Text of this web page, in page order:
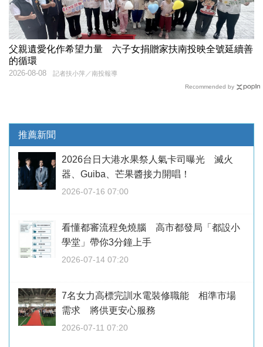
父親遺愛化作希望力量 六子女捐贈家扶南投映全號延續善
的循環
記者扶小萍／南投報導
2026-08-08
Recommended by
推薦新聞
2026台日大港水果祭人氣卡司曝光 滅火
器、Guiba、芒果醬接力開唱！
2026-07-16 07:00
看懂都審流程免燒腦 高市都發局「都設小
學堂」帶你3分鐘上手
2026-07-14 07:20
7名女力高標完訓水電裝修職能 相準市場
需求 將供更安心服務
2026-07-11 07:20